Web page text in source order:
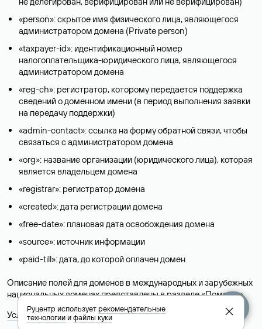
«person»: скрытое имя физического лица, являющегося
администратором домена (Privatе person)
«taxpayer-id»: идентификационный номер
налогоплательщика-юридического лица, являющегося
администратором домена
«reg-ch»: регистратор, которому передается поддержка
сведений о доменном имени (в период выполнения заявки
на передачу поддержки)
«admin-contact»: ссылка на форму обратной связи, чтобы
связаться с администратором домена
«org»: название организации (юридического лица), которая
является владельцем домена
«registrar»: регистратор домена
«created»: дата регистрации домена
«free-date»: плановая дата освобождения домена
«source»: источник информации
«paid-till»: дата, до которой оплачен домен
Описание полей для доменов в международных и зарубежных
национальных доменах представлены в разделе «Помощь».
Условия использования Whois-сервиса
Руцентр используетрекомендательные
технологииифайлы куки